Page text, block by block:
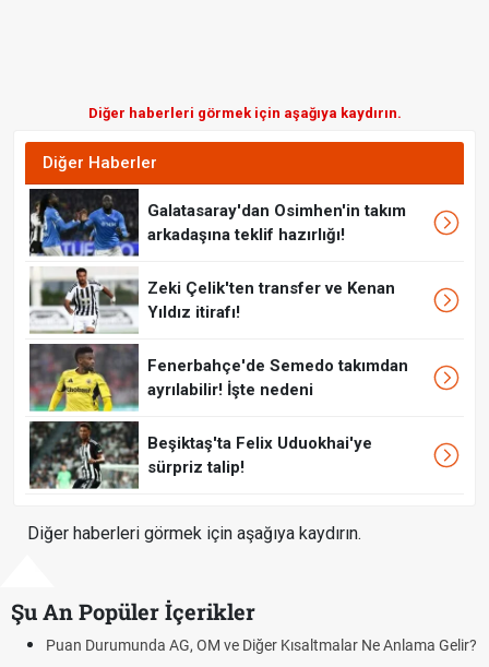
Diğer haberleri görmek için aşağıya kaydırın.
Diğer Haberler
Galatasaray'dan Osimhen'in takım
arkadaşına teklif hazırlığı!
Zeki Çelik'ten transfer ve Kenan
Yıldız itirafı!
Fenerbahçe'de Semedo takımdan
ayrılabilir! İşte nedeni
Beşiktaş'ta Felix Uduokhai'ye
sürpriz talip!
Diğer haberleri görmek için aşağıya kaydırın.
Şu An Popüler İçerikler
Puan Durumunda AG, OM ve Diğer Kısaltmalar Ne Anlama Gelir?